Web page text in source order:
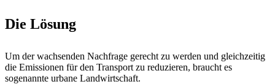
Die Lösung
Um der wachsenden Nachfrage gerecht zu werden und gleichzeitig
die Emissionen für den Transport zu reduzieren, braucht es
sogenannte urbane Landwirtschaft.